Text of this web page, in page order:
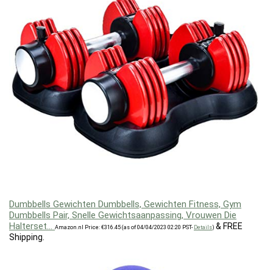
Dumbbells Gewichten Dumbbells, Gewichten Fitness, Gym
Dumbbells Pair, Snelle Gewichtsaanpassing, Vrouwen Die
Halterset… Amazon.nl Price: €316.45 (as of 04/04/2023 02:20 PST- Details) & FREE
Shipping